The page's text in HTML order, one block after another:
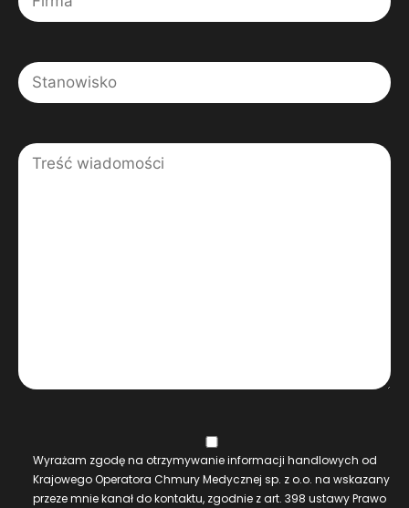
Wyrażam zgodę na otrzymywanie informacji handlowych od
Krajowego Operatora Chmury Medycznej sp. z o.o. na wskazany
przeze mnie kanał do kontaktu, zgodnie z art. 398 ustawy Prawo